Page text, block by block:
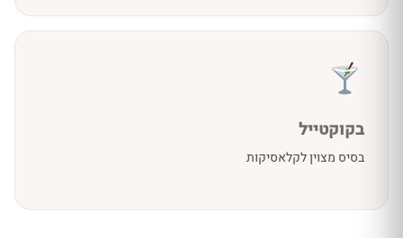
בקוקטייל
בסיס מצוין לקלאסיקות